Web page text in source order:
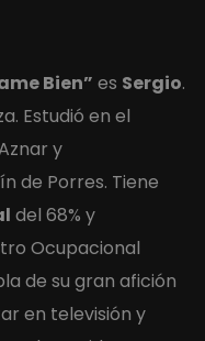
Bien” es Sergio.
Estudió en el
y
de Porres. Tiene
del 68% y
Ocupacional
de su gran afición
en televisión y